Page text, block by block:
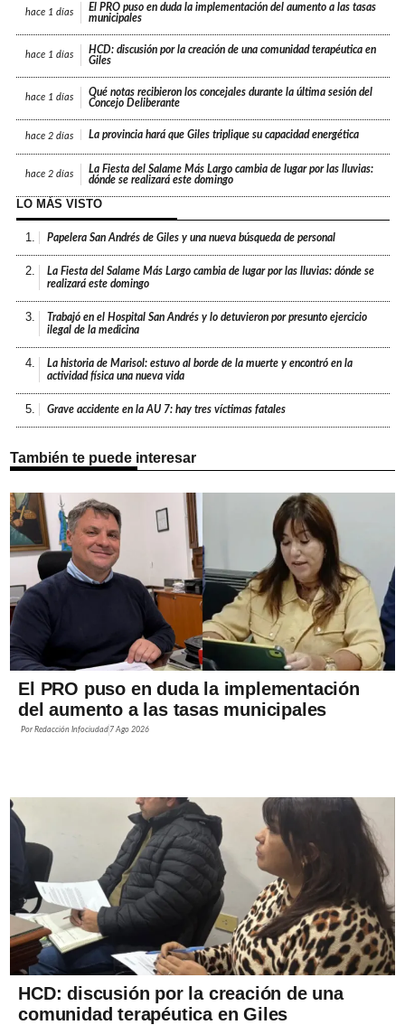
hace 1 días
El PRO puso en duda la implementación del aumento a las tasas
municipales
hace 1 días
HCD: discusión por la creación de una comunidad terapéutica en
Giles
hace 1 días
Qué notas recibieron los concejales durante la última sesión del
Concejo Deliberante
hace 2 días La provincia hará que Giles triplique su capacidad energética
hace 2 días
La Fiesta del Salame Más Largo cambia de lugar por las lluvias:
dónde se realizará este domingo
LO MÁS VISTO
1. Papelera San Andrés de Giles y una nueva búsqueda de personal
2.
La Fiesta del Salame Más Largo cambia de lugar por las lluvias: dónde se
realizará este domingo
3.
Trabajó en el Hospital San Andrés y lo detuvieron por presunto ejercicio
ilegal de la medicina
4.
La historia de Marisol: estuvo al borde de la muerte y encontró en la
actividad física una nueva vida
5. Grave accidente en la AU 7: hay tres víctimas fatales
También te puede interesar
El PRO puso en duda la implementación
del aumento a las tasas municipales
PorRedacción Infociudad 7 Ago 2026
HCD: discusión por la creación de una
comunidad terapéutica en Giles